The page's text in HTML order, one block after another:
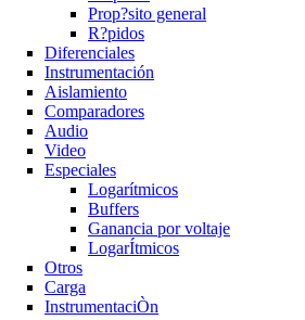
Prop?sito general
R?pidos
Diferenciales
Instrumentación
Aislamiento
Comparadores
Audio
Video
Especiales
Logarítmicos
Buffers
Ganancia por voltaje
LogarÍtmicos
Otros
Carga
InstrumentaciÒn